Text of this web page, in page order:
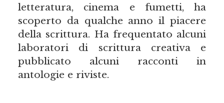
letteratura, cinema e fumetti, ha
scoperto da qualche anno il piacere
della scrittura. Ha frequentato alcuni
laboratori di scrittura creativa e
pubblicato alcuni racconti in
antologie e riviste.